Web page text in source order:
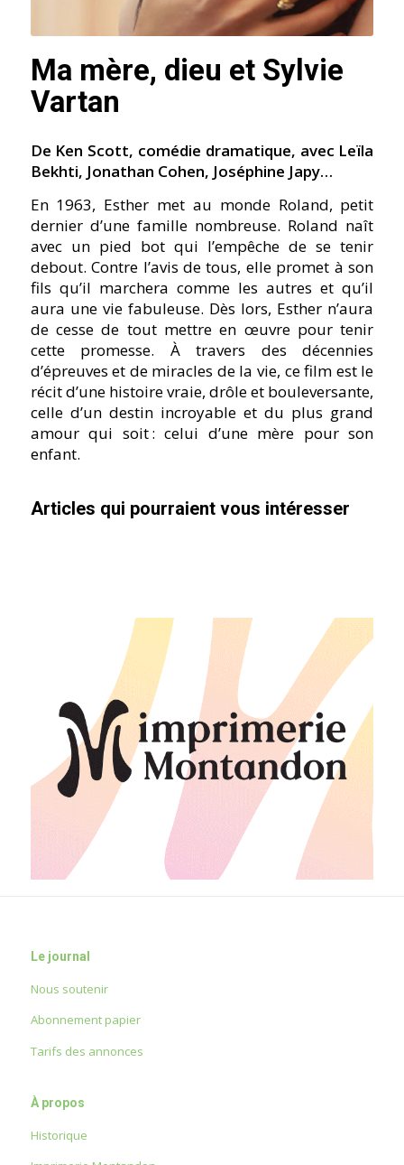
Ma mère, dieu et Sylvie
Vartan
De Ken Scott, comédie dramatique, avec Leïla
Bekhti, Jonathan Cohen, Joséphine Japy…
En 1963, Esther met au monde Roland, petit
dernier d’une famille nombreuse. Roland naît
avec un pied bot qui l’empêche de se tenir
debout. Contre l’avis de tous, elle promet à son
fils qu’il marchera comme les autres et qu’il
aura une vie fabuleuse. Dès lors, Esther n’aura
de cesse de tout mettre en œuvre pour tenir
cette promesse. À travers des décennies
d’épreuves et de miracles de la vie, ce film est le
récit d’une histoire vraie, drôle et bouleversante,
celle d’un destin incroyable et du plus grand
amour qui soit : celui d’une mère pour son
enfant.
Articles qui pourraient vous intéresser
Le journal
Nous soutenir
Abonnement papier
Tarifs des annonces
À propos
Historique